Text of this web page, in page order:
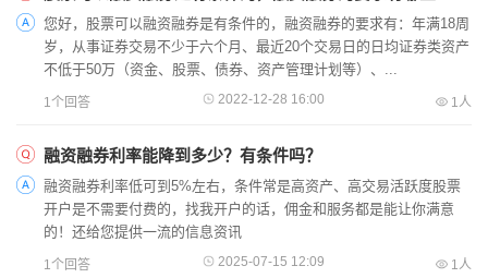
您好，股票可以融资融券是有条件的，融资融券的要求有：年满18周
岁，从事证券交易不少于六个月、最近20个交易日的日均证券类资产
不低于50万（资金、股票、债券、资产管理计划等）、...
1个回答 2022-12-28 16:00 1人
融资融券利率能降到多少？有条件吗？
融资融券利率低可到5%左右，条件常是高资产、高交易活跃度股票
开户是不需要付费的，找我开户的话，佣金和服务都是能让你满意
的！还给您提供一流的信息资讯
1个回答 2025-07-15 12:09 1人